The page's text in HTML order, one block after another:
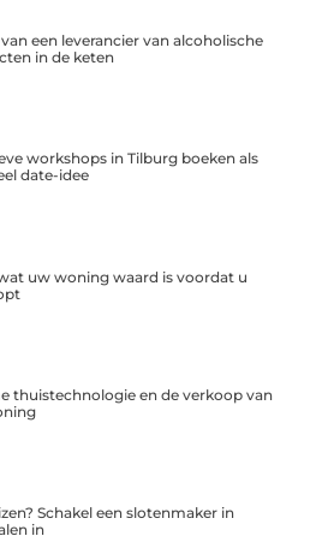
een leverancier van alcoholische
in de keten
workshops in Tilburg boeken als
date-idee
uw woning waard is voordat u
thuistechnologie en de verkoop van
Schakel een slotenmaker in
in